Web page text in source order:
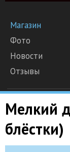
Магазин
Фото
Новости
Отзывы
Мелкий
блёстки)